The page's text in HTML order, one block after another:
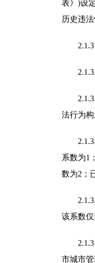
表》)设
历史违
2.1.3
2.1.3.1
2.1.3.2
法行为构
2.1.3.3
系数为1
数为2；
2.1.3.4
该系数
2.1.3.5
市城市